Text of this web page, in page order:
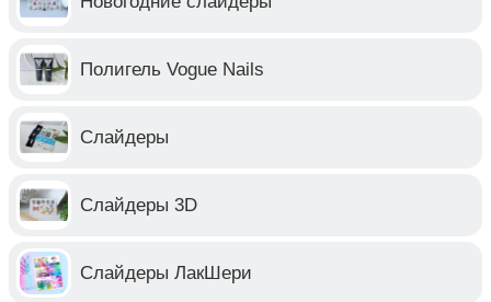
Полигель Vogue Nails
Слайдеры
Слайдеры 3D
Слайдеры ЛакШери